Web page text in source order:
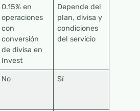
0.15% en
operaciones
con
conversión
de divisa en
Invest
Depende del
plan, divisa y
condiciones
del servicio
No Sí